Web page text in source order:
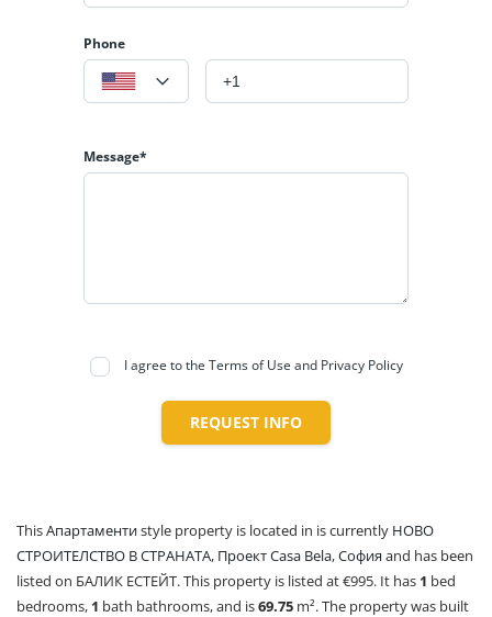
Phone
Message*
I agree to the Terms of Use and Privacy Policy
REQUEST INFO
ThisАпартаментиstyle property is located in is currently НОВО
СТРОИТЕЛСТВО В СТРАНАТА, Проект Casa Bela,София and has been
listed on БАЛИК ЕСТЕЙТ. This property is listed at €995. It has 1 bed
bedrooms, 1 bath bathrooms, and is69.75 m². The property was built